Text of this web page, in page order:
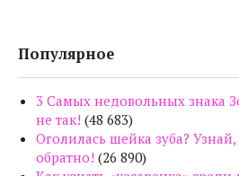
Популярное
3 Самых недовольных знака
не так! (48 683)
Оголилась шейка зуба?
обратно! (26 890)